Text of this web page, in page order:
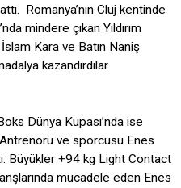
Romanya’nın Cluj kentinde
mindere çıkan Yıldırım
Kara ve Batın Naniş
kazandırdılar.
Dünya Kupası’nda ise
ve sporcusu Enes
Büyükler +94 kg Light Contact
mücadele eden Enes